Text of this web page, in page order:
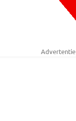
Advertentie